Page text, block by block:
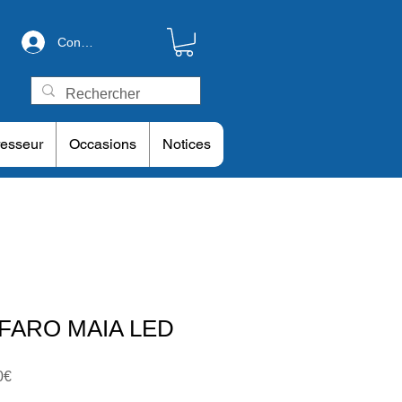
Connexion
Occasions Notices
MAIA LED
Prix